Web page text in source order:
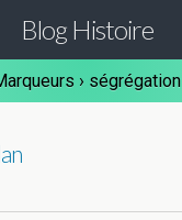
Blog Histoire
› ségrégation